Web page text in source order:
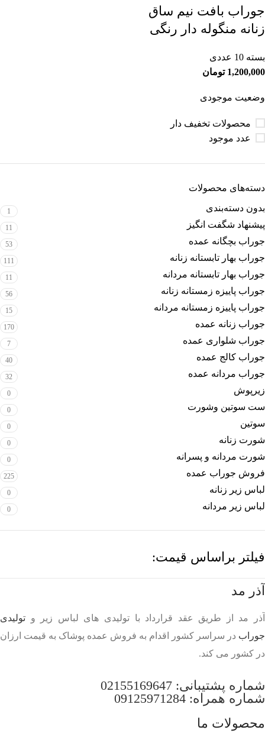
وضعیت موجودی
محصولات تخفیف دار
عدد موجود
دسته‌های محصولات
بدون دسته‌بندی
1
پیشنهاد شگفت انگیز 11
جوراب بچگانه عمده 53
جوراب بهار تابستانه زنانه 111
جوراب بهار تابستانه مردانه 11
جوراب پاییزه زمستانه زنانه 56
جوراب پاییزه زمستانه مردانه 15
جوراب زنانه عمده 170
جوراب شلواری عمده 7
جوراب کالج عمده 40
جوراب مردانه عمده 32
زیرپوش 0
ست سوتین وشورت 0
سوتین 0
شورت زنانه 0
شورت مردانه و پسرانه 0
فروش جوراب عمده 225
لباس زیر زنانه 0
لباس زیر مردانه 0
فیلتر براساس قیمت:
جوراب بافت نیم ساق
زنانه منگوله دار رنگی
بسته 10 عددی
1,200,000 تومان
آذر مد
آذر مد از طریق عقد قرارداد با تولیدی های لباس زیر و تولیدی
جوراب در سراسر کشور اقدام به فروش عمده پوشاک به قیمت ارزان
در کشور می کند.
شماره پشتیبانی: 02155169647
شماره همراه: 09125971284
محصولات ما